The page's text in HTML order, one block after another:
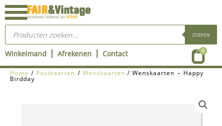
Ga
naar
inhoud
Producten
zoeken ZOEKEN
Winkelmand Afrekenen Contact 0
Home / Postkaarten / Wenskaarten / Wenskaarten – Happy
Birdday